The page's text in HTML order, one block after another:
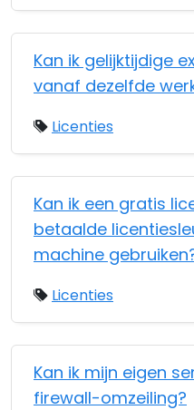
Kan ik gelijktijdige
vanaf dezelfde
Licenties
Kan ik een gratis
betaalde
machine
Licenties
Kan ik mijn eigen
firewall-omzeiling?